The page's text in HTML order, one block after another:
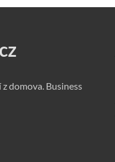
domova. Business